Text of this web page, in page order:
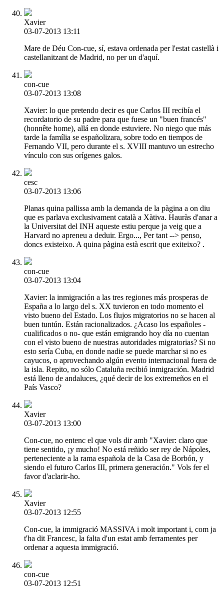
Xavier
03-07-2013 13:11
Mare de Déu Con-cue, sí, estava ordenada per l'estat castellà i
castellanitzant de Madrid, no per un d'aquí.
con-cue
03-07-2013 13:08
Xavier: lo que pretendo decir es que Carlos III recibía el
recordatorio de su padre para que fuese un "buen francés"
(honnête home), allá en donde estuviere. No niego que más
tarde la família se españolizara, sobre todo en tiempos de
Fernando VII, pero durante el s. XVIII mantuvo un estrecho
vínculo con sus orígenes galos.
cesc
03-07-2013 13:06
Planas quina pallissa amb la demanda de la pàgina a on diu
que es parlava exclusivament català a Xàtiva. Hauràs d'anar a
la Universitat del INH aqueste estiu perque ja veig que a
Harvard no apreneu a deduir. Ergo..., Per tant --> penso,
doncs existeixo. A quina pàgina està escrit que exiteixo? .
con-cue
03-07-2013 13:04
Xavier: la inmigración a las tres regiones más prosperas de
España a lo largo del s. XX tuvieron en todo momento el
visto bueno del Estado. Los flujos migratorios no se hacen al
buen tuntún. Están racionalizados. ¿Acaso los españoles -
cualificados o no- que están emigrando hoy día no cuentan
con el visto bueno de nuestras autoridades migratorias? Si no
esto sería Cuba, en donde nadie se puede marchar si no es
cayucos, o aprovechando algún evento internacional fuera de
la isla. Repito, no sólo Cataluña recibió inmigración. Madrid
está lleno de andaluces, ¿qué decir de los extremeños en el
País Vasco?
Xavier
03-07-2013 13:00
Con-cue, no entenc el que vols dir amb "Xavier: claro que
tiene sentido, ¡y mucho! No está reñido ser rey de Nápoles,
perteneciente a la rama española de la Casa de Borbón, y
siendo el futuro Carlos III, primera generación." Vols fer el
favor d'aclarir-ho.
Xavier
03-07-2013 12:55
Con-cue, la immigració MASSIVA i molt important i, com ja
t'ha dit Francesc, la falta d'un estat amb ferramentes per
ordenar a aquesta immigració.
con-cue
03-07-2013 12:51